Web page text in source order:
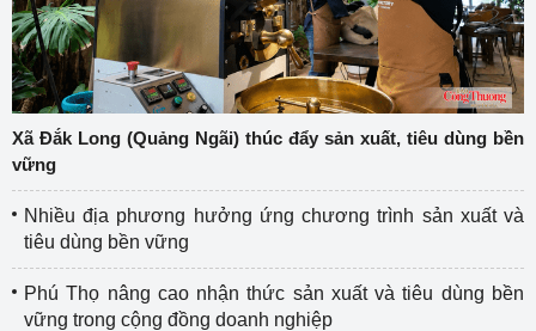
Xã Đắk Long (Quảng Ngãi) thúc đẩy sản xuất, tiêu dùng bền
vững
Nhiều địa phương hưởng ứng chương trình sản xuất và
tiêu dùng bền vững
Phú Thọ nâng cao nhận thức sản xuất và tiêu dùng bền
vững trong cộng đồng doanh nghiệp